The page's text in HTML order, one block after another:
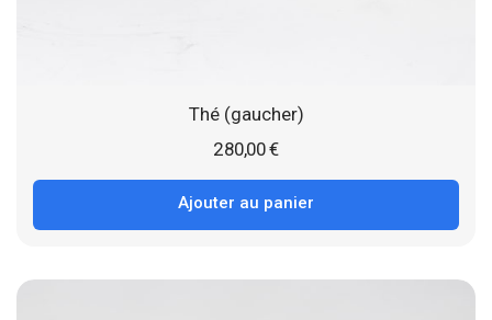
Thé (gaucher)
280,00€
Ajouter au panier